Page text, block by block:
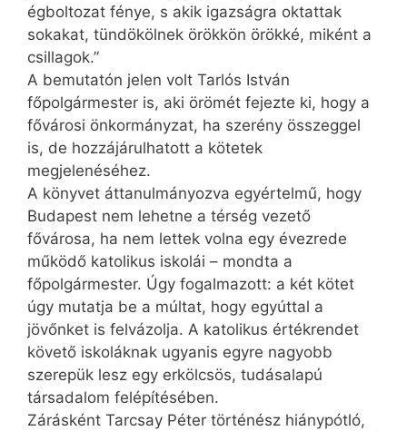
égboltozat fénye, s akik igazságra oktattak
sokakat, tündökölnek örökkön örökké, miként a
csillagok.”
A bemutatón jelen volt Tarlós István
főpolgármester is, aki örömét fejezte ki, hogy a
fővárosi önkormányzat, ha szerény összeggel
is, de hozzájárulhatott a kötetek
megjelenéséhez.
A könyvet áttanulmányozva egyértelmű, hogy
Budapest nem lehetne a térség vezető
fővárosa, ha nem lettek volna egy évezrede
működő katolikus iskolái – mondta a
főpolgármester. Úgy fogalmazott: a két kötet
úgy mutatja be a múltat, hogy egyúttal a
jövőnket is felvázolja. A katolikus értékrendet
követő iskoláknak ugyanis egyre nagyobb
szerepük lesz egy erkölcsös, tudásalapú
társadalom felépítésében.
Zárásként Tarcsay Péter történész hiánypótló,